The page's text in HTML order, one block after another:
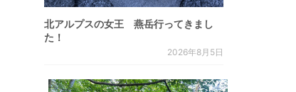
北アルプスの女王 燕岳行ってきまし
た！
2026年8月5日